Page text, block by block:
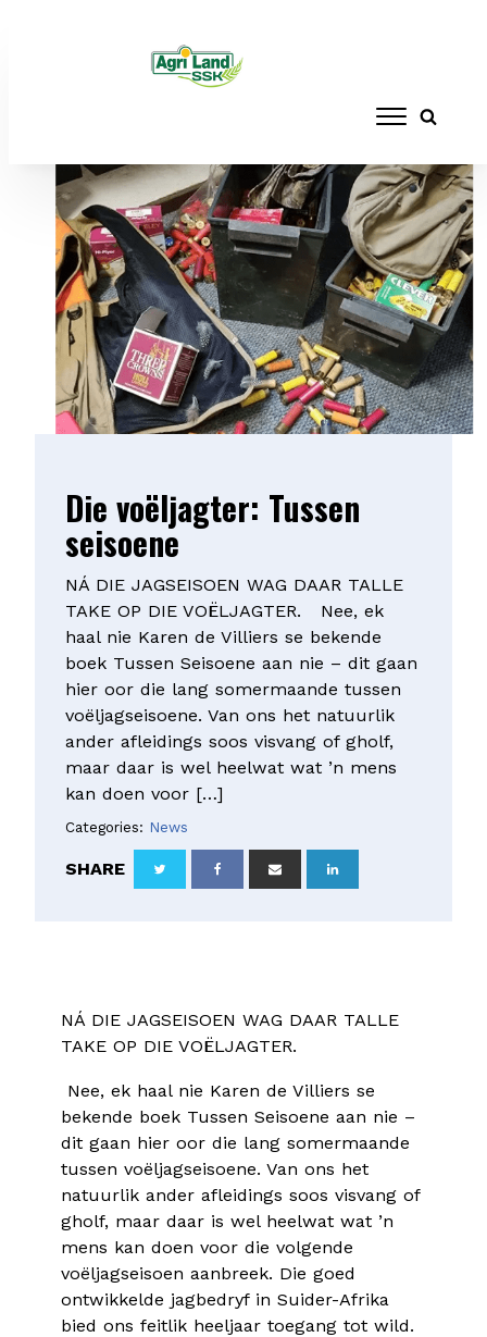
/ Die voëljagter: Tussen
Die voëljagter: Tussen
seisoene
NÁ DIE JAGSEISOEN WAG DAAR TALLE
TAKE OP DIE VOËLJAGTER. Nee, ek
haal nie Karen de Villiers se bekende
boek Tussen Seisoene aan nie – dit gaan
hier oor die lang somermaande tussen
voëljagseisoene. Van ons het natuurlik
ander afleidings soos visvang of gholf,
maar daar is wel heelwat wat ’n mens
kan doen voor […]
Categories: News
SHARE
NÁ DIE JAGSEISOEN WAG DAAR TALLE
TAKE OP DIE VOËLJAGTER.
Nee, ek haal nie Karen de Villiers se
bekende boek Tussen Seisoene aan nie –
dit gaan hier oor die lang somermaande
tussen voëljagseisoene. Van ons het
natuurlik ander afleidings soos visvang of
gholf, maar daar is wel heelwat wat ’n
mens kan doen voor die volgende
voëljagseisoen aanbreek. Die goed
ontwikkelde jagbedryf in Suider-Afrika
bied ons feitlik heeljaar toegang tot wild.